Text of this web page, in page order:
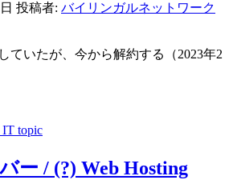
投稿者: バイリンガルネットワーク
ていたが、今から解約する（2023年2
IT topic
ー / (?) Web Hosting